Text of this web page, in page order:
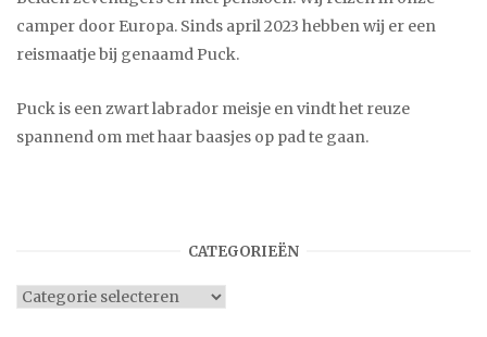
camper door Europa. Sinds april 2023 hebben wij er een
reismaatje bij genaamd Puck.
Puck is een zwart labrador meisje en vindt het reuze
spannend om met haar baasjes op pad te gaan.
CATEGORIEËN
Categorieën